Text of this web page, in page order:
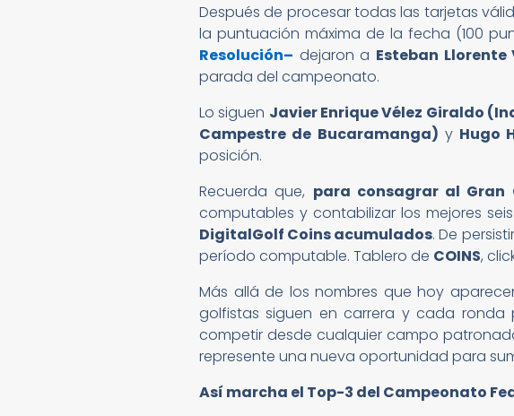
Después de procesar todas las tarjetas
la puntuación máxima de la fecha (100
Resolución– dejaron a Esteban
parada del campeonato.
Lo siguen Javier Enrique Vélez Giraldo
Campestre de Bucaramanga) y Hugo
posición.
Recuerda que, para consagrar al Gran
computables y contabilizar los mejores
DigitalGolf Coins acumulados. De
período computable. Tablero de COINS,
Más allá de los nombres que hoy
golfistas siguen en carrera y cada
competir desde cualquier campo
represente una nueva oportunidad para
Así marcha el Top-3 del Campeonato